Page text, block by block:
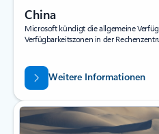
China
Microsoft kündigt die allgemeine
Verfügbarkeitszonen in der
Weitere Informationen